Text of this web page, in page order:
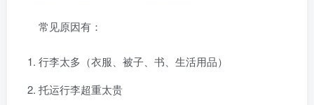
常见原因有：
行李太多（衣服、被子、书、生活用品）
托运行李超重太贵